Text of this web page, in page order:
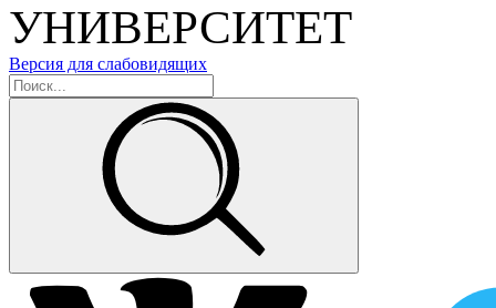
УНИВЕРСИТЕТ
Версия для слабовидящих